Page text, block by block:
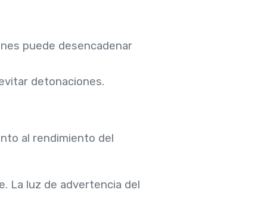
puede desencadenar
detonaciones.
al rendimiento del
La luz de advertencia del